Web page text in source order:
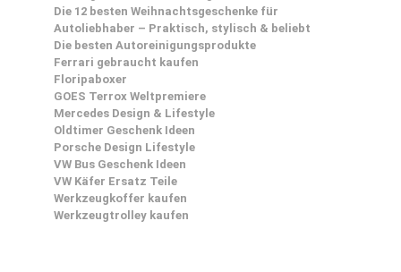
Die 12 besten Weihnachtsgeschenke für
Autoliebhaber – Praktisch, stylisch & beliebt
Die besten Autoreinigungsprodukte
Ferrari gebraucht kaufen
Floripaboxer
GOES Terrox Weltpremiere
Mercedes Design & Lifestyle
Oldtimer Geschenk Ideen
Porsche Design Lifestyle
VW Bus Geschenk Ideen
VW Käfer Ersatz Teile
Werkzeugkoffer kaufen
Werkzeugtrolley kaufen